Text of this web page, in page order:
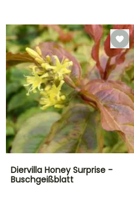
Diervilla Honey Surprise -
Buschgeißblatt